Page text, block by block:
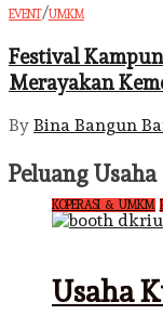
EVENT/UMKM
Festival
Merayakan
By Bina Bangun
Peluang Usaha
KOPERASI & UMKM
Usaha